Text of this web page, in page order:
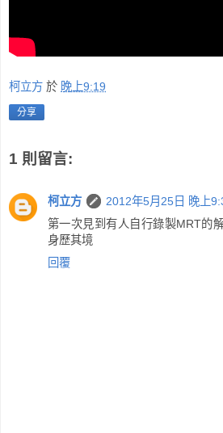
柯立方 於 晚上9:19
分享
1 則留言:
柯立方
2012年5月25日 晚上
第一次見到有人自行錄製MRT的
身歷其境
回覆